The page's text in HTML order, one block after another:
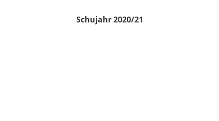
Schujahr 2020/21